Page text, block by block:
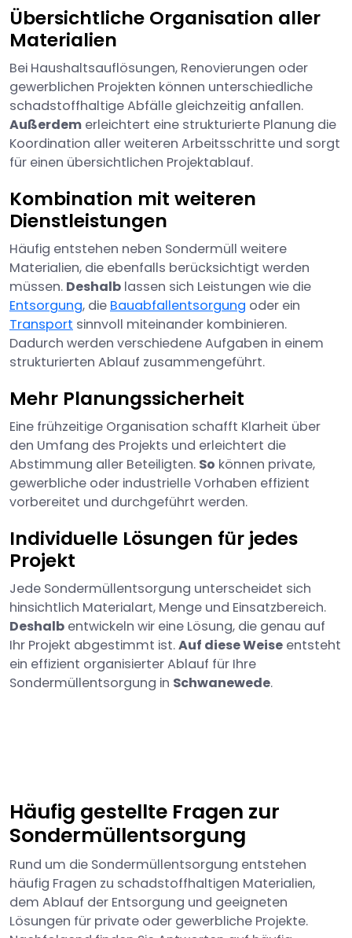
Übersichtliche Organisation aller
Materialien
Bei Haushaltsauflösungen, Renovierungen oder
gewerblichen Projekten können unterschiedliche
schadstoffhaltige Abfälle gleichzeitig anfallen.
Außerdem erleichtert eine strukturierte Planung die
Koordination aller weiteren Arbeitsschritte und sorgt
für einen übersichtlichen Projektablauf.
Kombination mit weiteren
Dienstleistungen
Häufig entstehen neben Sondermüll weitere
Materialien, die ebenfalls berücksichtigt werden
müssen. Deshalb lassen sich Leistungen wie die
Entsorgung, die Bauabfallentsorgung oder ein
Transport sinnvoll miteinander kombinieren.
Dadurch werden verschiedene Aufgaben in einem
strukturierten Ablauf zusammengeführt.
Mehr Planungssicherheit
Eine frühzeitige Organisation schafft Klarheit über
den Umfang des Projekts und erleichtert die
Abstimmung aller Beteiligten. So können private,
gewerbliche oder industrielle Vorhaben effizient
vorbereitet und durchgeführt werden.
Individuelle Lösungen für jedes
Projekt
Jede Sondermüllentsorgung unterscheidet sich
hinsichtlich Materialart, Menge und Einsatzbereich.
Deshalb entwickeln wir eine Lösung, die genau auf
Ihr Projekt abgestimmt ist.Auf diese Weise entsteht
ein effizient organisierter Ablauf für Ihre
Sondermüllentsorgung in Schwanewede.
Häufig gestellte Fragen zur
Sondermüllentsorgung
Rund um die Sondermüllentsorgung entstehen
häufig Fragen zu schadstoffhaltigen Materialien,
dem Ablauf der Entsorgung und geeigneten
Lösungen für private oder gewerbliche Projekte.